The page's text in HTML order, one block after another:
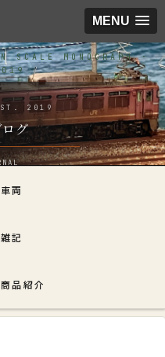
MENU
グ
車両
雑記
商品紹介